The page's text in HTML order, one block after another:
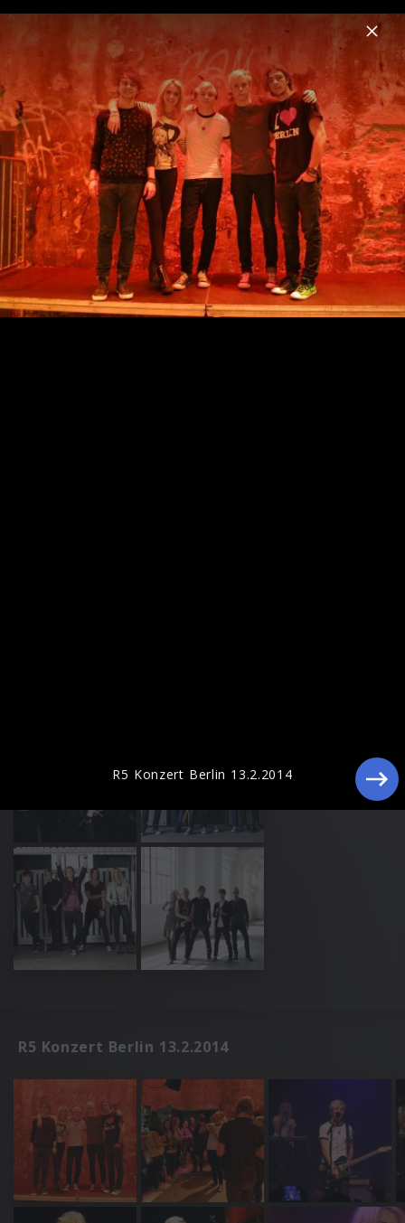
Menu
R5
Home News Musik Videos Fotos Biografie
Pressefotos 2015
R5 Konzert Berlin 13.2.2014
R5 Konzert Berlin 13.2.2014